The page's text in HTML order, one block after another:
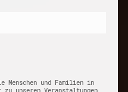
Menschen und Familien in
zu unseren Veranstaltungen